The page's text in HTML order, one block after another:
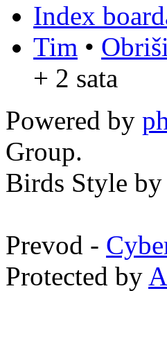
Index
Tim •
+ 2 sata
Powered by
Group.
Birds Style by
Prevod -
Protected by